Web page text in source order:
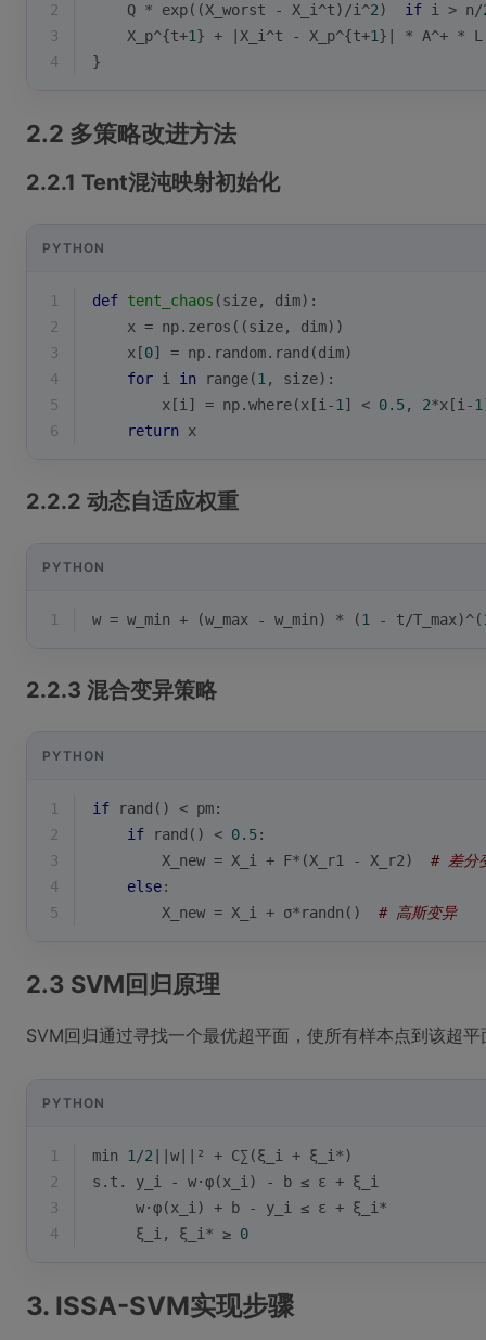
2
    Q * exp((X_worst - X_i^t)/i^
2) if i > n/
3
    X_p^{t+
1} + |X_i^t - X_p^{t+1}| * A^+ * L
4
}
2.2 多策略改进方法
2.2.1 Tent混沌映射初始化
PYTHON
1 def tent_chaos (size, dim):
2
    x = np.zeros((size, dim))
3
    x[
0] = np.random.rand(dim)
4
for i in range(1 , size):
5
        x[i] = np.where(x[i-
1 ] < 0.5, 2*x[i-1
6
return x
2.2.2 动态自适应权重
PYTHON
1 w = w_min + (w_max - w_min) * (1 - t/T_max)^(
2.2.3 混合变异策略
PYTHON
1 if rand() < pm:
2
if rand() < 0.5:
3
        X_new = X_i + F*(X_r1 - X_r2)
# 差分
4
else:
5
        X_new = X_i + σ*randn()
# 高斯变异
2.3 SVM回归原理
SVM回归通过寻找一个最优超平面，使所有样本点到该超
PYTHON
1 min 1 /2 ||w||² + C∑(ξ_i + ξ_i*)
2
s.t. y_i - w·φ(x_i) - b ≤ ε + ξ_i
3
     w·φ(x_i) + b - y_i ≤ ε + ξ_i*
4
     ξ_i, ξ_i* ≥
0
3. ISSA-SVM实现步骤